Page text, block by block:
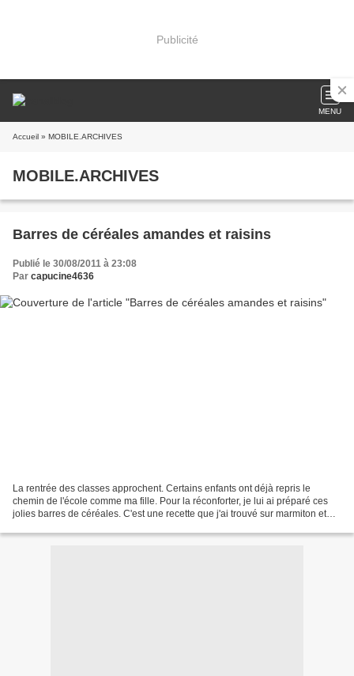
Publicité
MENU
Accueil » MOBILE.ARCHIVES
MOBILE.ARCHIVES
Barres de céréales amandes et raisins
Publié le 30/08/2011 à 23:08
Par capucine4636
La rentrée des classes approchent. Certains enfants ont déjà repris le
chemin de l'école comme ma fille. Pour la réconforter, je lui ai préparé ces
jolies barres de céréales. C'est une recette que j'ai trouvé sur marmiton et